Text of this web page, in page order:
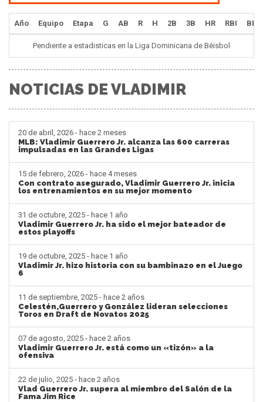
Año Equipo Etapa G AB R H 2B 3B HR RBI BB
Pendiente a estadisticas en la Liga Dominicana de Béisbol
NOTICIAS DE VLADIMIR
20 de abril, 2026 - hace 2 meses
MLB: Vladimir Guerrero Jr. alcanza las 600 carreras
impulsadas en las Grandes Ligas
15 de febrero, 2026 - hace 4 meses
Con contrato asegurado, Vladimir Guerrero Jr. inicia
los entrenamientos en su mejor momento
31 de octubre, 2025 - hace 1 año
Vladimir Guerrero Jr. ha sido el mejor bateador de
estos playoffs
19 de octubre, 2025 - hace 1 año
Vladimir Jr. hizo historia con su bambinazo en el Juego
6
11 de septiembre, 2025 - hace 2 años
Celestén,Guerrero y González lideran selecciones
Toros en Draft de Novatos 2025
07 de agosto, 2025 - hace 2 años
Vladimir Guerrero Jr. está como un «tizón» a la
ofensiva
22 de julio, 2025 - hace 2 años
Vlad Guerrero Jr. supera al miembro del Salón de la
Fama Jim Rice